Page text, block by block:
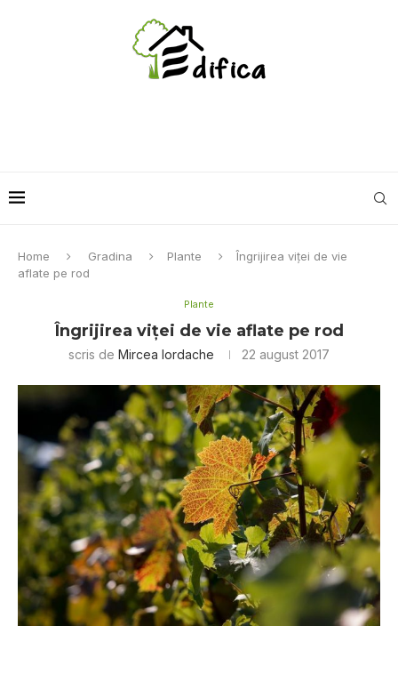
Home Gradina Plante
Îngrijirea viței de vie
aflate pe rod
Plante
Îngrijirea viței de vie aflate pe rod
scris de Mircea Iordache 22 august 2017